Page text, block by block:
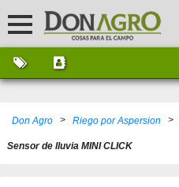
Don Agro > Riego por Aspersion >
Sensor de lluvia MINI CLICK